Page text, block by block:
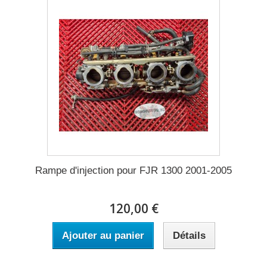
Rampe d'injection pour FJR 1300 2001-2005
120,00 €
Ajouter au panier Détails